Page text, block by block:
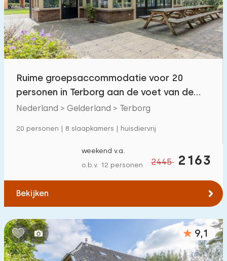
Zwembad 0
Omheinde tuin 2
Huisdiervrij 6
Oplaadpunt auto
€ 0 — € 1000+
Slaapkamers:
1 2 3 4 5
Ruime groepsaccommodatie voor 20
personen in Terborg aan de voet van de
Paasberg.
Nederland > Gelderland > Terborg
20 personen | 8 slaapkamers | huisdiervrij
2445 2163
weekend v.a.
o.b.v. 12 personen
Bekijken
9,1